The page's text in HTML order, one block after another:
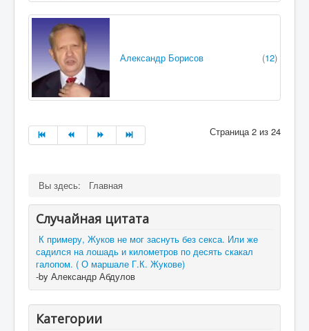
Александр Борисов (12)
Страница 2 из 24
Вы здесь: Главная
Случайная цитата
К примеру, Жуков не мог заснуть без секса. Или же
садился на лошадь и километров по десять скакал
галопом. ( О маршале Г.К. Жукове)
-by Александр Абдулов
Категории